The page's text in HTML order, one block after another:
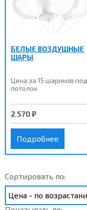
БЕЛЫЕ ВОЗДУШНЫЕ
ШАРЫ
Цена за 15 шариков под
потолок
2 570 ₽
Подробнее
Сортировать по: